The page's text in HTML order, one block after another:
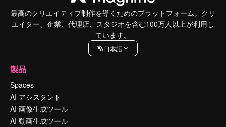
最高のクリエイティブ制作を導くためのプラットフォーム。クリ
エイター、企業、代理店、スタジオを含む100万人以上が利用し
ています。
日本語
製品
Spaces
AI アシスタント
AI 画像生成ツール
AI 動画生成ツール